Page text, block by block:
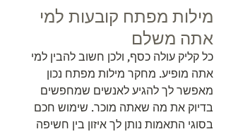
מילות מפתח קובעות למי
אתה משלם
כל קליק עולה כסף, ולכן חשוב להבין למי
אתה מופיע. מחקר מילות מפתח נכון
מאפשר לך להגיע לאנשים שמחפשים
בדיוק את מה שאתה מוכר. שימוש חכם
בסוגי התאמות נותן לך איזון בין חשיפה